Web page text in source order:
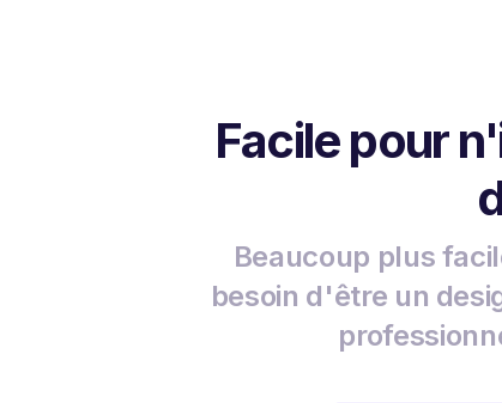
Facile pour
Beaucoup plus
besoin d'être un